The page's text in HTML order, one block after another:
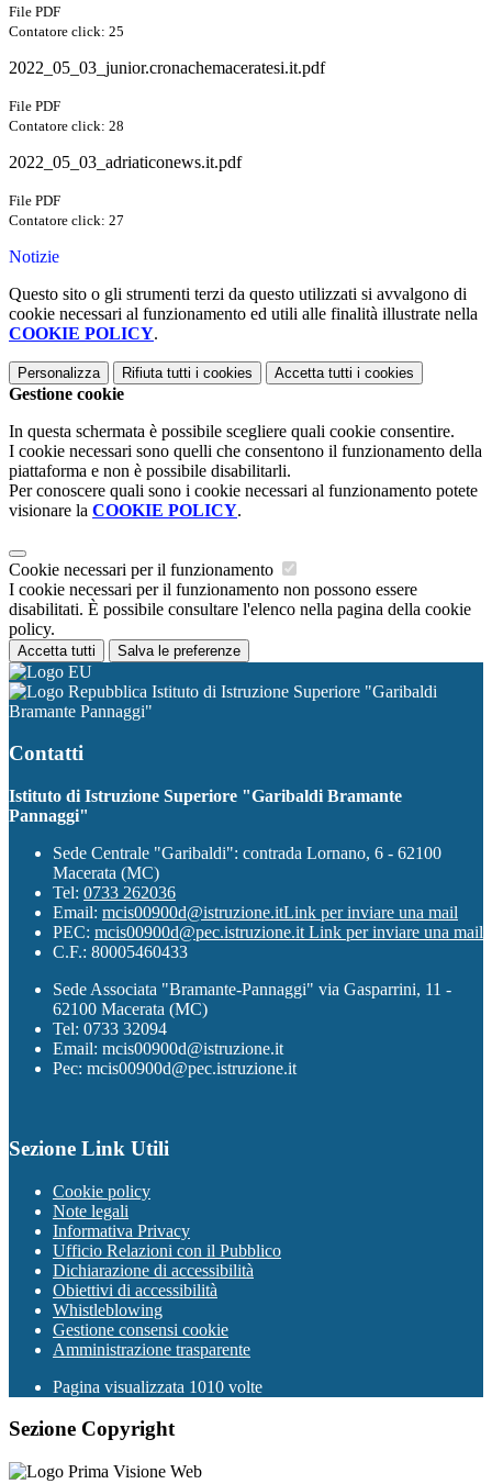
File PDF
Contatore click: 25
2022_05_03_junior.cronachemaceratesi.it.pdf
File PDF
Contatore click: 28
2022_05_03_adriaticonews.it.pdf
File PDF
Contatore click: 27
Notizie
Questo sito o gli strumenti terzi da questo utilizzati si avvalgono di
cookie necessari al funzionamento ed utili alle finalità illustrate nella
COOKIE POLICY.
Personalizza Rifiuta tutti i cookies Accetta tutti i cookies
Gestione cookie
In questa schermata è possibile scegliere quali cookie consentire.
I cookie necessari sono quelli che consentono il funzionamento della
piattaforma e non è possibile disabilitarli.
Per conoscere quali sono i cookie necessari al funzionamento potete
visionare la COOKIE POLICY.
Cookie necessari per il funzionamento
I cookie necessari per il funzionamento non possono essere
disabilitati. È possibile consultare l'elenco nella pagina della cookie
policy.
Accetta tutti Salva le preferenze
Istituto di Istruzione Superiore "Garibaldi
Bramante Pannaggi"
Contatti
Istituto di Istruzione Superiore "Garibaldi Bramante
Pannaggi"
Sede Centrale "Garibaldi": contrada Lornano, 6 - 62100
Macerata (MC)
Tel: 0733 262036
Email: mcis00900d@istruzione.itLink per inviare una mail
PEC: mcis00900d@pec.istruzione.it Link per inviare una mail
C.F.: 80005460433
Sede Associata "Bramante-Pannaggi" via Gasparrini, 11 -
62100 Macerata (MC)
Tel: 0733 32094
Email: mcis00900d@istruzione.it
Pec: mcis00900d@pec.istruzione.it
Sezione Link Utili
Cookie policy
Note legali
Informativa Privacy
Ufficio Relazioni con il Pubblico
Dichiarazione di accessibilità
Obiettivi di accessibilità
Whistleblowing
Gestione consensi cookie
Amministrazione trasparente
Pagina visualizzata 1010 volte
Sezione Copyright